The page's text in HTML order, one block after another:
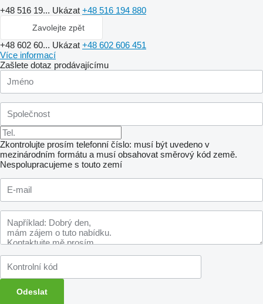
+48 516 19... Ukázat +48 516 194 880
Zavolejte zpět
+48 602 60... Ukázat +48 602 606 451
Více informací
Zašlete dotaz prodávajícímu
Zkontrolujte prosím telefonní číslo: musí být uvedeno v
mezinárodním formátu a musí obsahovat směrový kód země.
Nespolupracujeme s touto zemí